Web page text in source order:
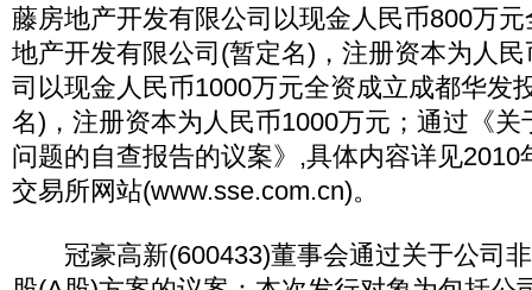
藤房地产开发有限公司以现金人民币800万
地产开发有限公司(暂定名)，注册资本为人
司以现金人民币1000万元全资成立成都华发
名)，注册资本为人民币1000万元；通过《
问题的自查报告的议案》,具体内容详见2010
交易所网站(www.sse.com.cn)。
冠豪高新(600433)董事会通过关于公司非